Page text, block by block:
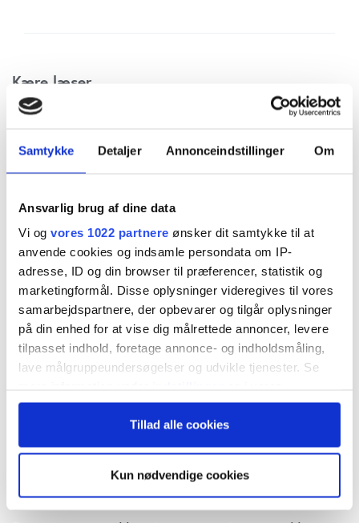
Samtykke Detaljer Annonceindstillinger Om
Ansvarlig brug af dine data
Vi og vores 1022 partnere ønsker dit samtykke til at
anvende cookies og indsamle persondata om IP-
adresse, ID og din browser til præferencer, statistik og
marketingformål. Disse oplysninger videregives til vores
samarbejdspartnere, der opbevarer og tilgår oplysninger
på din enhed for at vise dig målrettede annoncer, levere
tilpasset indhold, foretage annonce- og indholdsmåling,
lave målgruppeundersøgelser og udvikle tjenester. Se
persondatapolitik. Du kan altid trække dit samtykke
tilbage eller ændre indstillinger fra vores
"Cookiedeklaration", eller ved at trykke på "Privacy
Hvis du tillader det, vil vi også gerne:
Tillad alle cookies
Kun nødvendige cookies
Kære læser
De seneste nøgletal tegner et mere bekymrende
billede af europæisk økonomi end de officielle
væksttal umiddelbart antyder.
S&P Globals foreløbige PMI for eurozonen faldt i
maj til 47,5 fra 48,8 i april, det laveste niveau i 31
måneder. Det er anden måned i træk under 50-
grænsen, som adskiller fremgang fra tilbagegang.
Især servicesektoren svækkes markant, mens
industrien kun holdes oppe af midlertidige
forhold som lageropbygning og forsigtighedskøb.
Samtidig falder nye ordrer, beskæftigelsen
reduceres, og virksomhedernes forventninger er
nede på det laveste niveau i 32 måneder.